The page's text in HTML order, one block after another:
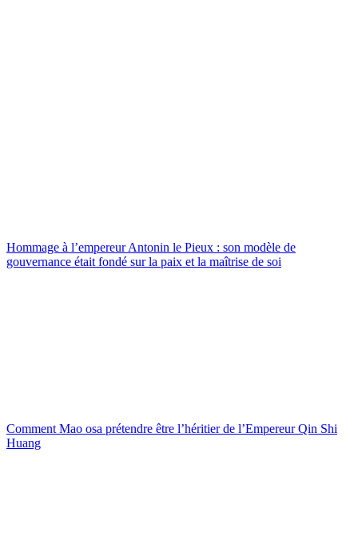
Hommage à l’empereur Antonin le Pieux : son modèle de
gouvernance était fondé sur la paix et la maîtrise de soi
Comment Mao osa prétendre être l’héritier de l’Empereur Qin Shi
Huang